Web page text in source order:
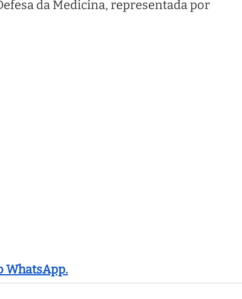
da Medicina, representada por
WhatsApp.